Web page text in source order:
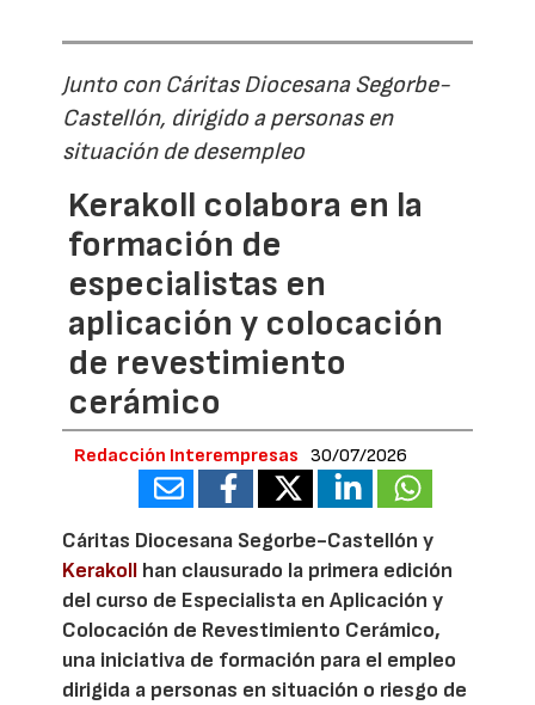
Junto con Cáritas Diocesana Segorbe-
Castellón, dirigido a personas en
situación de desempleo
Kerakoll colabora en la
formación de
especialistas en
aplicación y colocación
de revestimiento
cerámico
Redacción Interempresas 30/07/2026
Cáritas Diocesana Segorbe-Castellón y
Kerakoll han clausurado la primera edición
del curso de Especialista en Aplicación y
Colocación de Revestimiento Cerámico,
una iniciativa de formación para el empleo
dirigida a personas en situación o riesgo de